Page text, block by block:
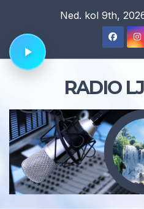
content
Ned. kol 9th,
RADIO